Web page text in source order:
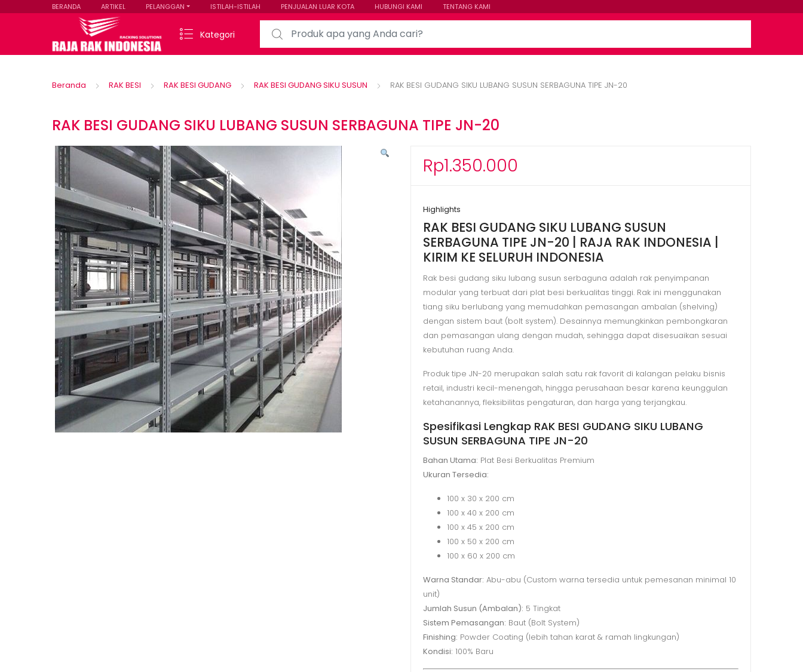
BERANDA ARTIKEL PELANGGAN ISTILAH-ISTILAH PENJUALAN LUAR KOTA HUBUNGI KAMI TENTANG KAMI
Kategori
Search for:
Beranda RAK BESI RAK BESI GUDANG RAK BESI GUDANG SIKU SUSUN RAK BESI GUDANG SIKU LUBANG SUSUN SERBAGUNA TIPE JN-20
RAK BESI GUDANG SIKU LUBANG SUSUN SERBAGUNA TIPE JN-20
Rp1.350.000
Highlights
RAK BESI GUDANG SIKU LUBANG SUSUN
SERBAGUNA TIPE JN-20 | RAJA RAK INDONESIA |
KIRIM KE SELURUH INDONESIA
Rak besi gudang siku lubang susun serbaguna adalah rak penyimpanan
modular yang terbuat dari plat besi berkualitas tinggi. Rak ini menggunakan
tiang siku berlubang yang memudahkan pemasangan ambalan (shelving)
dengan sistem baut (bolt system). Desainnya memungkinkan pembongkaran
dan pemasangan ulang dengan mudah, sehingga dapat disesuaikan sesuai
kebutuhan ruang Anda.
Produk tipe JN-20 merupakan salah satu rak favorit di kalangan pelaku bisnis
retail, industri kecil-menengah, hingga perusahaan besar karena keunggulan
ketahanannya, fleksibilitas pengaturan, dan harga yang terjangkau.
Spesifikasi Lengkap RAK BESI GUDANG SIKU LUBANG
SUSUN SERBAGUNA TIPE JN-20
Bahan Utama: Plat Besi Berkualitas Premium
Ukuran Tersedia:
100 x 30 x 200 cm
100 x 40 x 200 cm
100 x 45 x 200 cm
100 x 50 x 200 cm
100 x 60 x 200 cm
Warna Standar: Abu-abu (Custom warna tersedia untuk pemesanan minimal 10
unit)
Jumlah Susun (Ambalan): 5 Tingkat
Sistem Pemasangan: Baut (Bolt System)
Finishing: Powder Coating (lebih tahan karat & ramah lingkungan)
Kondisi: 100% Baru